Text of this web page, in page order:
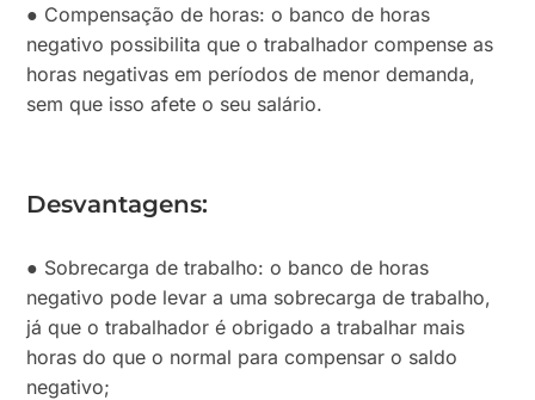
● Compensação de horas: o banco de horas
negativo possibilita que o trabalhador compense as
horas negativas em períodos de menor demanda,
sem que isso afete o seu salário.
Desvantagens:
● Sobrecarga de trabalho: o banco de horas
negativo pode levar a uma sobrecarga de trabalho,
já que o trabalhador é obrigado a trabalhar mais
horas do que o normal para compensar o saldo
negativo;